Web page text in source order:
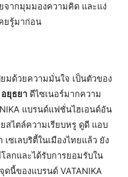
จากมุมมองความคิด และแง่
ยรู้มาก่อน
มด้วยความมั่นใจ เป็นตัวของ
ยุธยา ดีไซเนอร์มากความ
แบรนด์แฟชั่นไฮเอนด์อัน
สไตล์ความเรียบหรู ดูดี แอบ
ซเลบริตี้ในเมืองไทยแล้ว ยัง
ลกและได้รับการยอมรับใน
นี้ของแบรนด์ VATANIKA